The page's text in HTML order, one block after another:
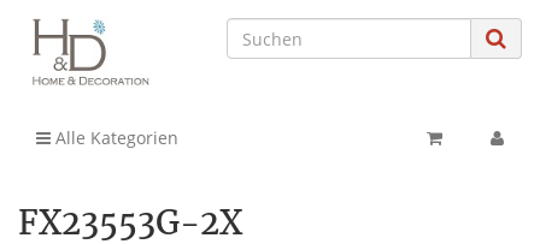
Alle Kategorien
FX23553G-2X